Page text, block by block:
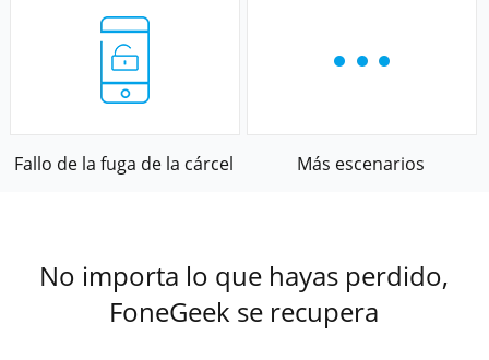
Fallo de la fuga de la cárcel Más escenarios
No importa lo que hayas perdido,
FoneGeek se recupera